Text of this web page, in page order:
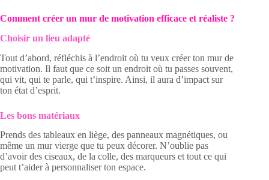
Comment créer un mur de motivation efficace et réaliste ?
Choisir un lieu adapté
Tout d’abord, réfléchis à l’endroit où tu veux créer ton mur de
motivation. Il faut que ce soit un endroit où tu passes souvent,
qui vit, qui te parle, qui t’inspire. Ainsi, il aura d’impact sur
ton état d’esprit.
Les bons matériaux
Prends des tableaux en liège, des panneaux magnétiques, ou
même un mur vierge que tu peux décorer. N’oublie pas
d’avoir des ciseaux, de la colle, des marqueurs et tout ce qui
peut t’aider à personnaliser ton espace.